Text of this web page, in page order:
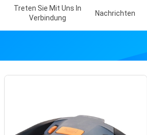
Treten Sie Mit Uns In
Verbindung
Nachrichten